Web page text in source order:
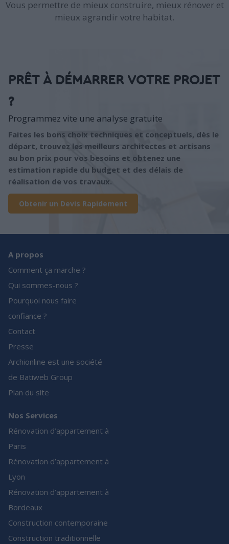
Vous permettre de mieux construire, mieux rénover et
mieux agrandir votre habitat.
PRÊT À DÉMARRER VOTRE PROJET
?
Programmez vite une analyse gratuite
Faites les bons choix techniques et conceptuels, dès le
départ, trouvez les meilleurs architectes et artisans
au bon prix pour vos besoins et obtenez une
estimation rapide du budget et des délais de
réalisation de vos travaux.
Obtenir un Devis Rapidement
A propos
Comment ça marche ?
Qui sommes-nous ?
Pourquoi nous faire
confiance ?
Contact
Presse
Archionline est une société
de Batiweb Group
Plan du site
Nos Services
Rénovation d’appartement à
Paris
Rénovation d’appartement à
Lyon
Rénovation d’appartement à
Bordeaux
Construction contemporaine
Construction traditionnelle